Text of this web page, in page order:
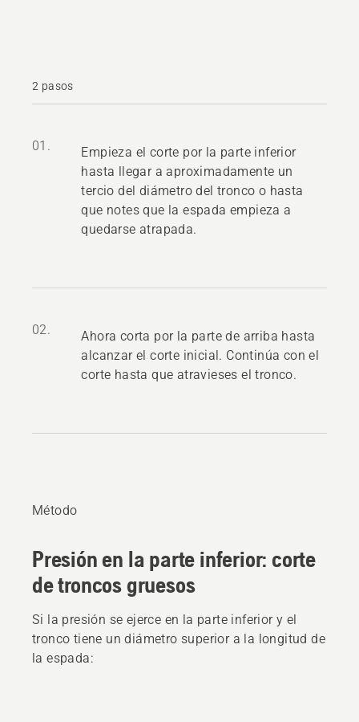
2 pasos
01.
Empieza el corte por la parte inferior
hasta llegar a aproximadamente un
tercio del diámetro del tronco o hasta
que notes que la espada empieza a
quedarse atrapada.
02.
Ahora corta por la parte de arriba hasta
alcanzar el corte inicial. Continúa con el
corte hasta que atravieses el tronco.
Método
Presión en la parte inferior: corte
de troncos gruesos
Si la presión se ejerce en la parte inferior y el
tronco tiene un diámetro superior a la longitud de
la espada: